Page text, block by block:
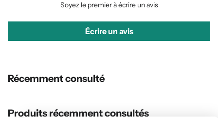
Soyez le premier à écrire un avis
Écrire un avis
Récemment consulté
Produits récemment consultés